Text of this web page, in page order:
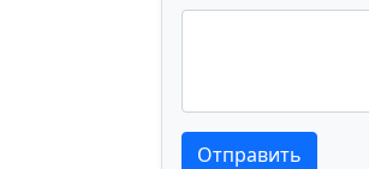
Текст отзыва
Текст отзыва
Отправить